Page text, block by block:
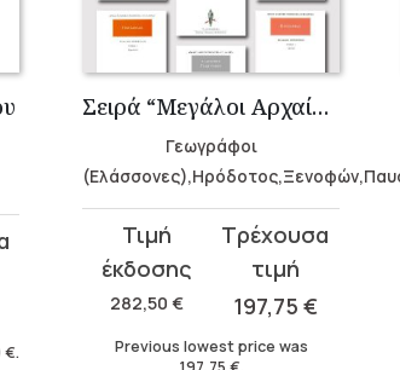
€.
Σειρά “Μεγάλοι Αρχαίοι ταξιδευτές” (16τόμοι)
Γεωγράφοι
282,50€
Original
price
was:
282,50 €.
197,75 €
Current
price
197,75 €.
Previous lowest price was